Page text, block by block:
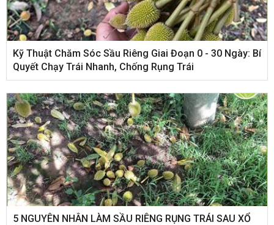
Kỹ Thuật Chăm Sóc Sầu Riêng Giai Đoạn 0 - 30 Ngày: Bí
Quyết Chạy Trái Nhanh, Chống Rụng Trái
5 NGUYÊN NHÂN LÀM SẦU RIÊNG RỤNG TRÁI SAU XỔ